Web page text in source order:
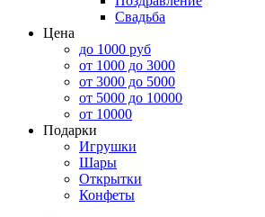
Свадьба
Цена
до 1000 руб
от 1000 до 3000
от 3000 до 5000
от 5000 до 10000
от 10000
Подарки
Игрушки
Шары
Открытки
Конфеты